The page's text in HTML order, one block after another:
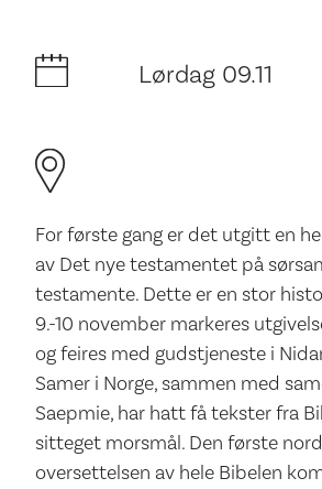
Lørdag 09.11
For første gang er det utgitt en
av Det nye testamentet på
testamente. Dette er en stor
9.-10 november markeres
og feires med gudstjeneste i
Samer i Norge, sammen med
Saepmie, har hatt få tekster fra
sitteget morsmål. Den første
oversettelsen av hele Bibelen